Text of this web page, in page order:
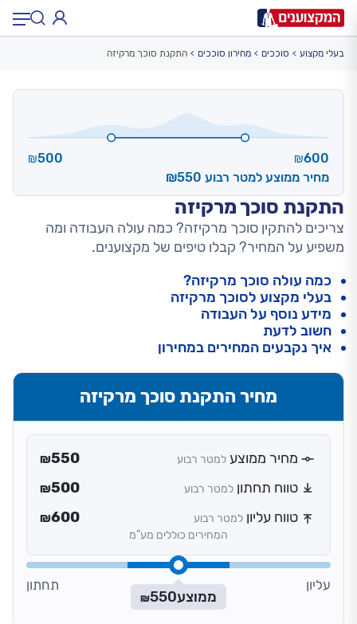
התקנת סוכך מרקיזה
צריכים להתקין סוכך מרקיזה? כמה עולה העבודה ומה
משפיע על המחיר? קבלו טיפים של מקצוענים.
₪600
₪500
מחיר ממוצע למטר רבוע ₪550
בעלי מקצוע סוככים מחירון סוככים התקנת סוכך מרקיזה
כמה עולה סוכך מרקיזה?
בעלי מקצוע לסוכך מרקיזה
מידע נוסף על העבודה
חשוב לדעת
איך נקבעים המחירים במחירון
מחיר התקנת סוכך מרקיזה
מחיר ממוצע למטר רבוע ₪550
טווח תחתון למטר רבוע ₪500
טווח עליון למטר רבוע ₪600
המחירים כוללים מע”מ
עליון
ממוצע ₪550
תחתון